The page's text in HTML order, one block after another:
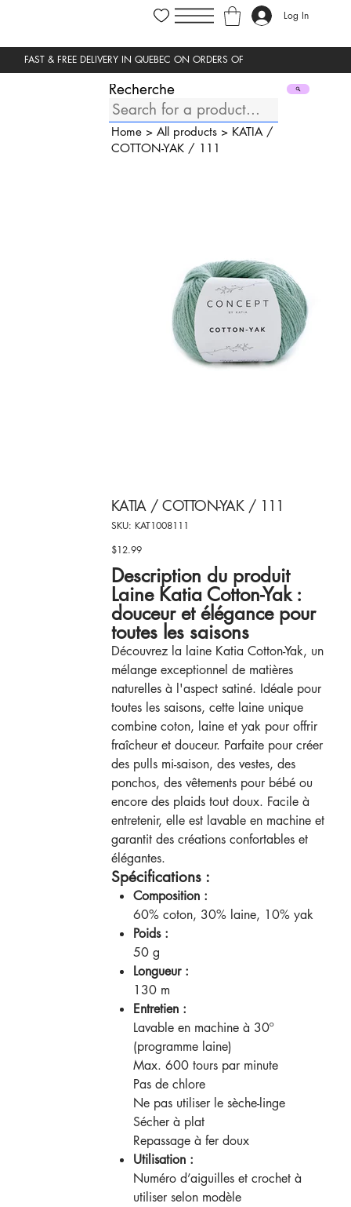
Log In
Recherche
Home> All products> KATIA /
COTTON-YAK / 111
KATIA / COTTON-YAK / 111
SKU: SKU
KAT1008111
KAT1008111
Price
$12.99
Description du produit
Laine Katia Cotton-Yak :
douceur et élégance pour
toutes les saisons
Découvrez la laine Katia Cotton-Yak, un
mélange exceptionnel de matières
naturelles à l'aspect satiné. Idéale pour
toutes les saisons, cette laine unique
combine coton, laine et yak pour offrir
fraîcheur et douceur. Parfaite pour créer
des pulls mi-saison, des vestes, des
ponchos, des vêtements pour bébé ou
encore des plaids tout doux. Facile à
entretenir, elle est lavable en machine et
garantit des créations confortables et
élégantes.
Spécifications :
Composition :
60% coton, 30% laine, 10% yak
Poids :
50 g
Longueur :
130 m
Entretien :
Lavable en machine à 30º
(programme laine)
Max. 600 tours par minute
Pas de chlore
Ne pas utiliser le sèche-linge
Sécher à plat
Repassage à fer doux
Utilisation :
Numéro d’aiguilles et crochet à
utiliser selon modèle